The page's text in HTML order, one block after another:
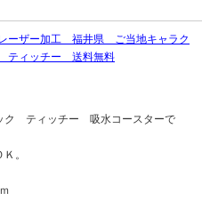
ーザー加工 福井県 ご当地キャラク
ィッチー 送料無料
ク ティッチー 吸水コースターで
。